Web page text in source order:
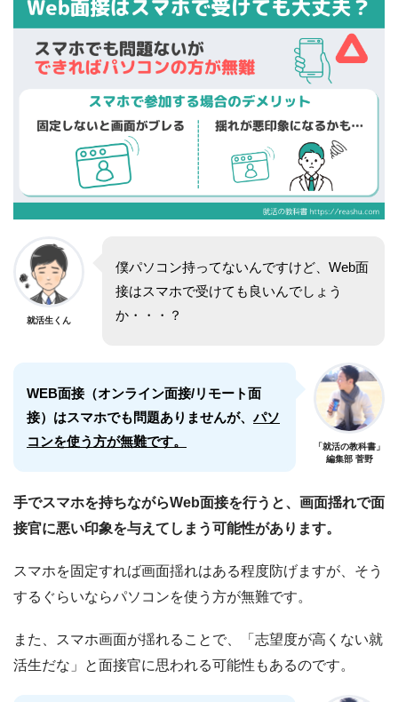
就活生くん
僕パソコン持ってないんですけど、Web面
接はスマホで受けても良いんでしょう
か・・・？
WEB面接（オンライン面接/リモート面
接）はスマホでも問題ありませんが、パソ
コンを使う方が無難です。
「就活の教科書」
編集部 菅野
手でスマホを持ちながらWeb面接を行うと、画面揺れで面
接官に悪い印象を与えてしまう可能性があります。
スマホを固定すれば画面揺れはある程度防げますが、そう
するぐらいならパソコンを使う方が無難です。
また、スマホ画面が揺れることで、「志望度が高くない就
活生だな」と面接官に思われる可能性もあるのです。